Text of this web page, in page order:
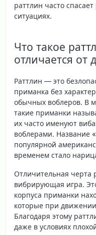
раттлин часто
ситуациях.
Что такое
отличается от
Раттлин — это
приманка без
обычных воблеров. В
такие приманки
их часто именуют
воблерами. Название
популярной
временем стало
Отличительная черта
вибрирующая игра.
корпуса приманки
которые при
Благодаря этому
даже в условиях